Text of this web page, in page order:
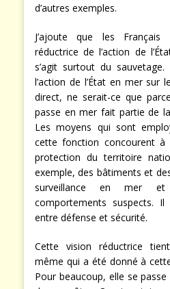
d’autres exemples.
J’ajoute que les
réductrice de l’action de
s’agit surtout du sauvetage.
l’action de l’État en mer sur
direct, ne serait-ce que
passe en mer fait partie de
Les moyens qui sont
cette fonction concourent
protection du territoire
exemple, des bâtiments et
surveillance en mer
comportements suspects.
entre défense et sécurité.
Cette vision réductrice
même qui a été donné à
Pour beaucoup, elle se